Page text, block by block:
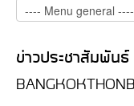
ข่าวประชาสัมพันธ์